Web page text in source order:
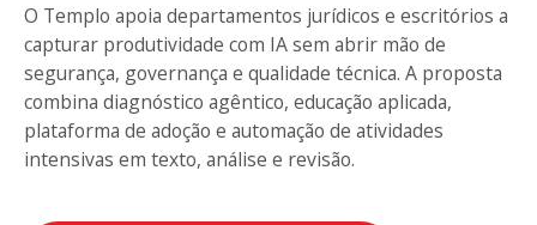
O Templo apoia departamentos jurídicos e escritórios a
capturar produtividade com IA sem abrir mão de
segurança, governança e qualidade técnica. A proposta
combina diagnóstico agêntico, educação aplicada,
plataforma de adoção e automação de atividades
intensivas em texto, análise e revisão.